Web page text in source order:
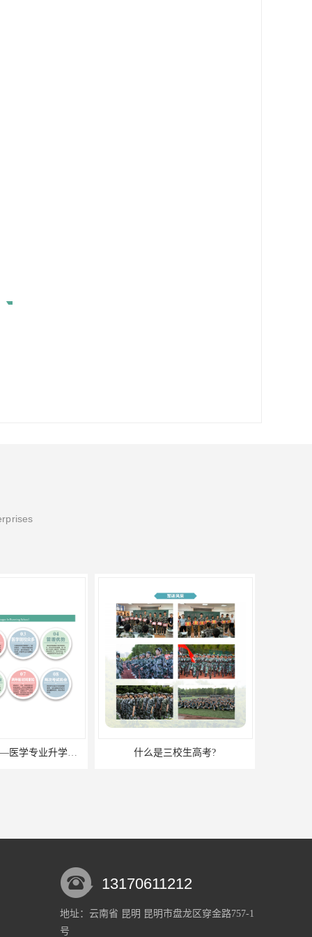
口腔医学招生——医学专业升学现状 什么是三校生高考?
13170611212
地址：云南省 昆明 昆明市盘龙区穿金路757-1
号